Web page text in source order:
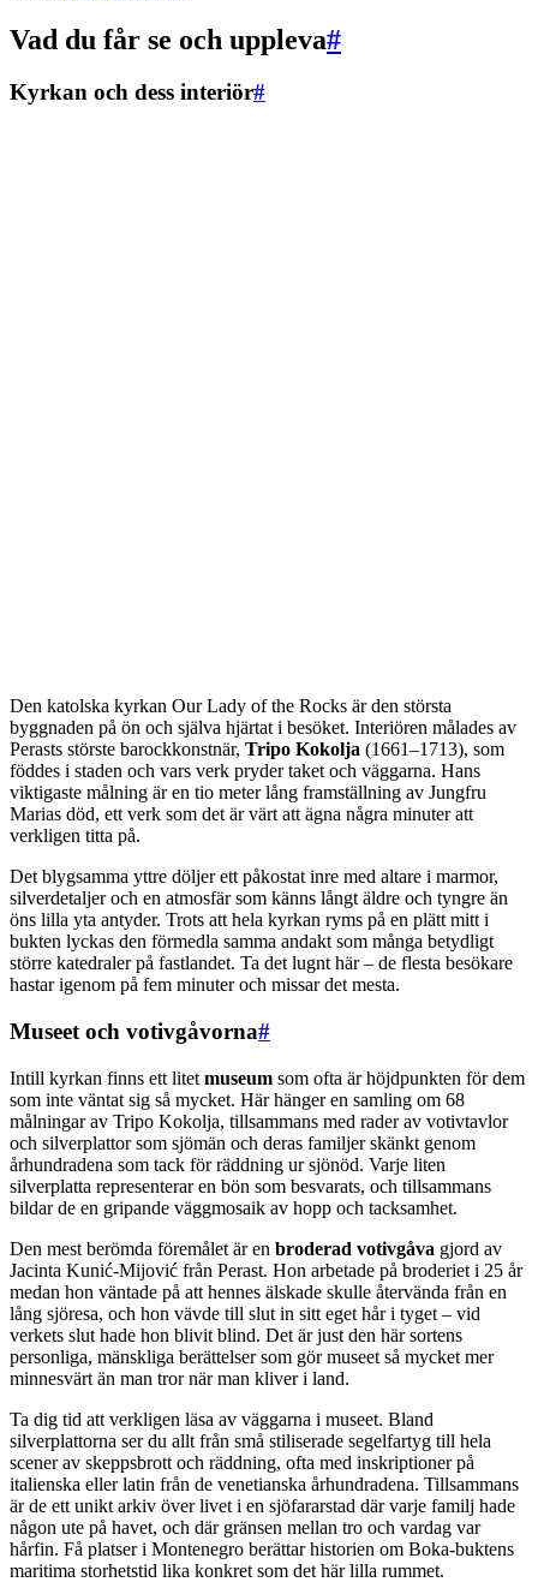
Vad du får se och uppleva#
Kyrkan och dess interiör#
Den katolska kyrkan Our Lady of the Rocks är den största
byggnaden på ön och själva hjärtat i besöket. Interiören målades av
Perasts störste barockkonstnär, Tripo Kokolja (1661–1713), som
föddes i staden och vars verk pryder taket och väggarna. Hans
viktigaste målning är en tio meter lång framställning av Jungfru
Marias död, ett verk som det är värt att ägna några minuter att
verkligen titta på.
Det blygsamma yttre döljer ett påkostat inre med altare i marmor,
silverdetaljer och en atmosfär som känns långt äldre och tyngre än
öns lilla yta antyder. Trots att hela kyrkan ryms på en plätt mitt i
bukten lyckas den förmedla samma andakt som många betydligt
större katedraler på fastlandet. Ta det lugnt här – de flesta besökare
hastar igenom på fem minuter och missar det mesta.
Museet och votivgåvorna#
Intill kyrkan finns ett litet museum som ofta är höjdpunkten för dem
som inte väntat sig så mycket. Här hänger en samling om 68
målningar av Tripo Kokolja, tillsammans med rader av votivtavlor
och silverplattor som sjömän och deras familjer skänkt genom
århundradena som tack för räddning ur sjönöd. Varje liten
silverplatta representerar en bön som besvarats, och tillsammans
bildar de en gripande väggmosaik av hopp och tacksamhet.
Den mest berömda föremålet är en broderad votivgåva gjord av
Jacinta Kunić-Mijović från Perast. Hon arbetade på broderiet i 25 år
medan hon väntade på att hennes älskade skulle återvända från en
lång sjöresa, och hon vävde till slut in sitt eget hår i tyget – vid
verkets slut hade hon blivit blind. Det är just den här sortens
personliga, mänskliga berättelser som gör museet så mycket mer
minnesvärt än man tror när man kliver i land.
Ta dig tid att verkligen läsa av väggarna i museet. Bland
silverplattorna ser du allt från små stiliserade segelfartyg till hela
scener av skeppsbrott och räddning, ofta med inskriptioner på
italienska eller latin från de venetianska århundradena. Tillsammans
är de ett unikt arkiv över livet i en sjöfararstad där varje familj hade
någon ute på havet, och där gränsen mellan tro och vardag var
hårfin. Få platser i Montenegro berättar historien om Boka-buktens
maritima storhetstid lika konkret som det här lilla rummet.